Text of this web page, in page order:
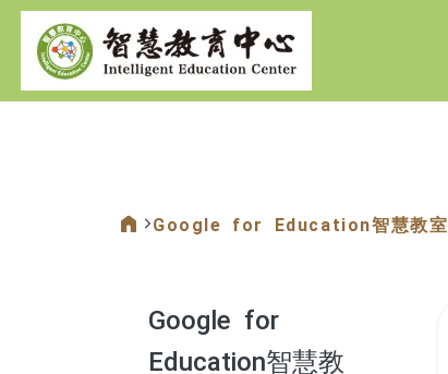
Google for Education智慧教室
Google for
Education智慧教